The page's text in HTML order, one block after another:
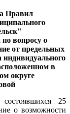
Правил
по вопросу о
от предельных
индивидуального
в
округе
25
о возможности